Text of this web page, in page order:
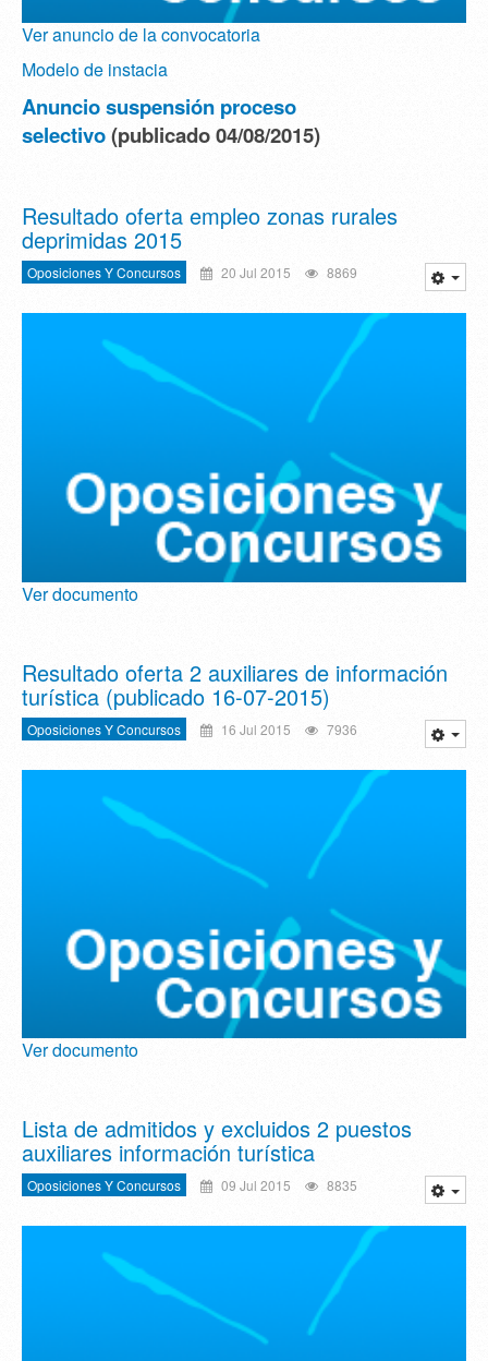
Ver anuncio de la convocatoria
Modelo de instacia
Anuncio suspensión proceso
selectivo(publicado 04/08/2015)
Resultado oferta empleo zonas rurales
deprimidas 2015
Oposiciones Y Concursos 20 Jul 2015 8869
Ver documento
Resultado oferta 2 auxiliares de información
turística (publicado 16-07-2015)
Oposiciones Y Concursos 16 Jul 2015 7936
Ver documento
Lista de admitidos y excluidos 2 puestos
auxiliares información turística
Oposiciones Y Concursos 09 Jul 2015 8835